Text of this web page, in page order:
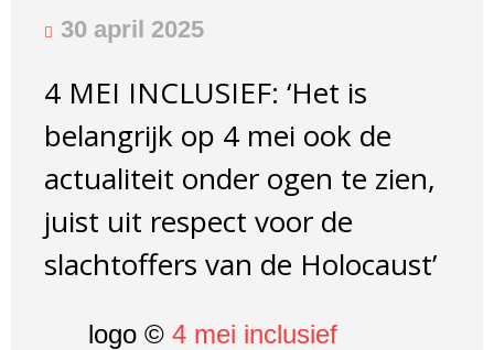
PODCASTS
AGENDA
LUCHTKWALITEIT
30 april 2025
4 MEI INCLUSIEF: ‘Het is
belangrijk op 4 mei ook de
actualiteit onder ogen te zien,
juist uit respect voor de
slachtoffers van de Holocaust’
logo © 4 mei inclusief